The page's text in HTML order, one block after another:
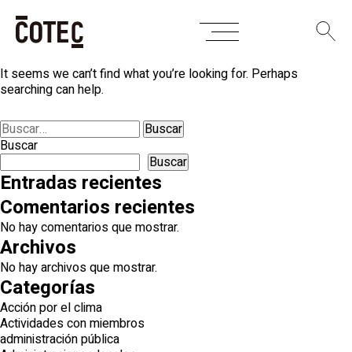
SkipNothing Found
It seems we can’t find what you’re looking for. Perhaps
searching can help.
Buscar:
Buscar
Buscar
Entradas recientes
Comentarios recientes
No hay comentarios que mostrar.
Archivos
No hay archivos que mostrar.
Categorías
Acción por el clima
Actividades con miembros
administración pública